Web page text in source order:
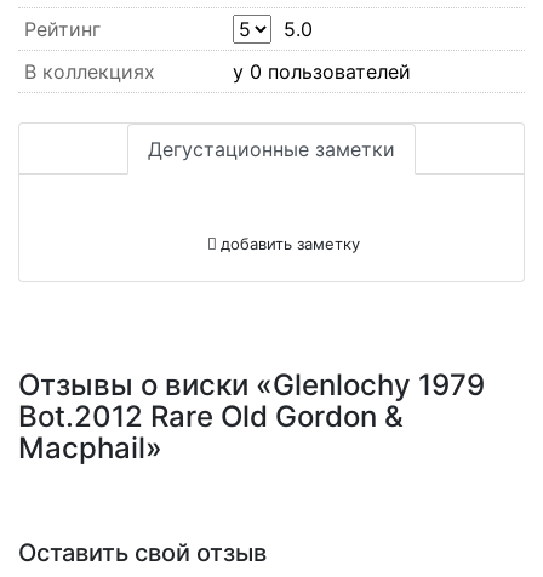
Рейтинг
5.0
В коллекциях
у 0 пользователей
Дегустационные заметки
добавить заметку
Отзывы о виски «Glenlochy 1979
Bot.2012 Rare Old Gordon &
Macphail»
Оставить свой отзыв